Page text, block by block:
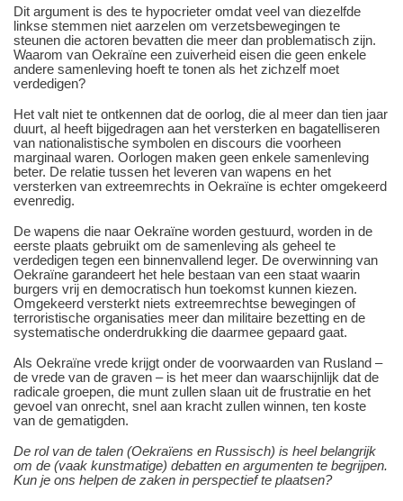
Dit argument is des te hypocrieter omdat veel van diezelfde
linkse stemmen niet aarzelen om verzetsbewegingen te
steunen die actoren bevatten die meer dan problematisch zijn.
Waarom van Oekraïne een zuiverheid eisen die geen enkele
andere samenleving hoeft te tonen als het zichzelf moet
verdedigen?
Het valt niet te ontkennen dat de oorlog, die al meer dan tien jaar
duurt, al heeft bijgedragen aan het versterken en bagatelliseren
van nationalistische symbolen en discours die voorheen
marginaal waren. Oorlogen maken geen enkele samenleving
beter. De relatie tussen het leveren van wapens en het
versterken van extreemrechts in Oekraïne is echter omgekeerd
evenredig.
De wapens die naar Oekraïne worden gestuurd, worden in de
eerste plaats gebruikt om de samenleving als geheel te
verdedigen tegen een binnenvallend leger. De overwinning van
Oekraïne garandeert het hele bestaan van een staat waarin
burgers vrij en democratisch hun toekomst kunnen kiezen.
Omgekeerd versterkt niets extreemrechtse bewegingen of
terroristische organisaties meer dan militaire bezetting en de
systematische onderdrukking die daarmee gepaard gaat.
Als Oekraïne vrede krijgt onder de voorwaarden van Rusland –
de vrede van de graven – is het meer dan waarschijnlijk dat de
radicale groepen, die munt zullen slaan uit de frustratie en het
gevoel van onrecht, snel aan kracht zullen winnen, ten koste
van de gematigden.
De rol van de talen (Oekraïens en Russisch) is heel belangrijk
om de (vaak kunstmatige) debatten en argumenten te begrijpen.
Kun je ons helpen de zaken in perspectief te plaatsen?